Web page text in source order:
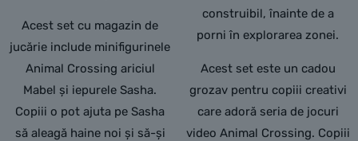
Acest set cu magazin de
jucărie include minifigurinele
Animal Crossing ariciul
Mabel și iepurele Sasha.
Copiii o pot ajuta pe Sasha
să aleagă haine noi și să-și
construibil, înainte de a
porni în explorarea zonei.
Acest set este un cadou
grozav pentru copiii creativi
care adoră seria de jocuri
video Animal Crossing. Copiii